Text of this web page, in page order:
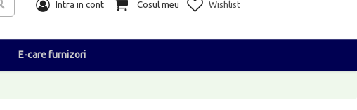
Intra in cont Cosul meu Wishlist
E-care furnizori